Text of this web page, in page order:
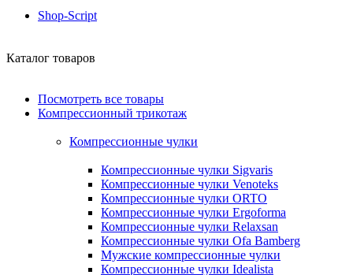
Shop-Script
Каталог товаров
Посмотреть все товары
Компрессионный трикотаж
Компрессионные чулки
Компрессионные чулки Sigvaris
Компрессионные чулки Venoteks
Компрессионные чулки ORTO
Компрессионные чулки Ergoforma
Компрессионные чулки Relaxsan
Компрессионные чулки Ofa Bamberg
Мужские компрессионные чулки
Компрессионные чулки Idealista